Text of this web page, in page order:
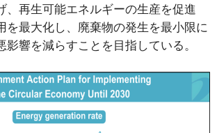
、再生可能エネルギーの生産を促進
を最大化し、廃棄物の発生を最小限に
響を減らすことを目指している。